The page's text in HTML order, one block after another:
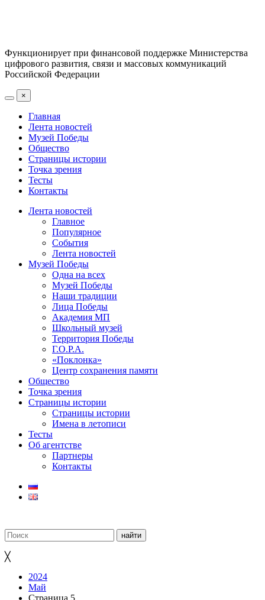
Функционирует при финансовой поддержке Министерства
цифрового развития, связи и массовых коммуникаций
Российской Федерации
×
Главная
Лента новостей
Музей Победы
Общество
Страницы истории
Точка зрения
Тесты
Контакты
Лента новостей
Главное
Популярное
События
Лента новостей
Музей Победы
Одна на всех
Музей Победы
Наши традиции
Лица Победы
Академия МП
Школьный музей
Территория Победы
Г.О.Р.А.
«Поклонка»
Центр сохранения памяти
Общество
Точка зрения
Страницы истории
Страницы истории
Имена в летописи
Тесты
Об агентстве
Партнеры
Контакты
╳
2024
Май
Страница 5